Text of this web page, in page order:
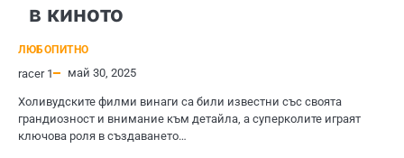
в киното
ЛЮБОПИТНО
racer 1 май 30, 2025
Холивудските филми винаги са били известни със своята
грандиозност и внимание към детайла, а суперколите играят
ключова роля в създаването…